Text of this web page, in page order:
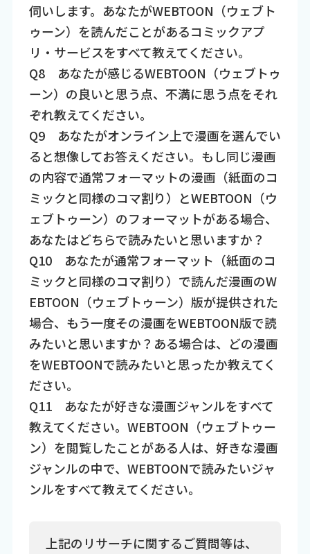
伺いします。あなたがWEBTOON（ウェブト
ゥーン）を読んだことがあるコミックアプ
リ・サービスをすべて教えてください。
Q8 あなたが感じるWEBTOON（ウェブトゥ
ーン）の良いと思う点、不満に思う点をそれ
ぞれ教えてください。
Q9 あなたがオンライン上で漫画を選んでい
ると想像してお答えください。もし同じ漫画
の内容で通常フォーマットの漫画（紙面のコ
ミックと同様のコマ割り）とWEBTOON（ウ
ェブトゥーン）のフォーマットがある場合、
あなたはどちらで読みたいと思いますか？
Q10 あなたが通常フォーマット（紙面のコ
ミックと同様のコマ割り）で読んだ漫画のW
EBTOON（ウェブトゥーン）版が提供された
場合、もう一度その漫画をWEBTOON版で読
みたいと思いますか？ある場合は、どの漫画
をWEBTOONで読みたいと思ったか教えてく
ださい。
Q11 あなたが好きな漫画ジャンルをすべて
教えてください。WEBTOON（ウェブトゥー
ン）を閲覧したことがある人は、好きな漫画
ジャンルの中で、WEBTOONで読みたいジャ
ンルをすべて教えてください。
上記のリサーチに関するご質問等は、